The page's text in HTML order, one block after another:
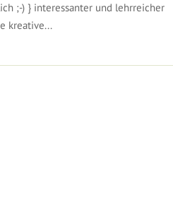
;-) } interessanter und lehrreicher
kreative...